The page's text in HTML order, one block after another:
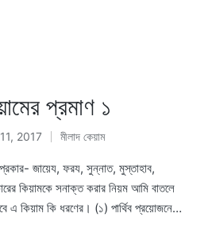
প্রমাণ ১
2017
Posted
in
মীলাদ কেয়াম
প্রকার- জায়েয, ফরয, সুন্নাত, মুস্তাহাব,
কিয়ামকে সনাক্ত করার নিয়ম আমি বাতলে
এ কিয়াম কি ধরণের। (১) পার্থিব প্রয়োজনে…